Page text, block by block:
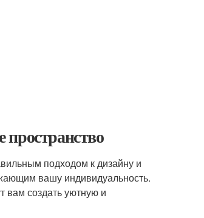
подходом к дизайну и
вашу индивидуальность.
вам создать уютную и